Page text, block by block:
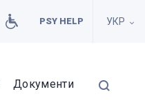
PSY HELP УКР
Документи